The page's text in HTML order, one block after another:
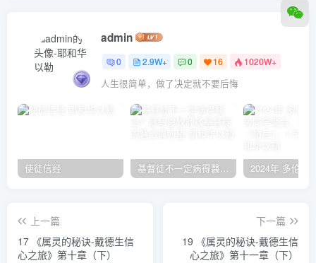
admin
0 2.9W+ 0 16 1020W+
人生很简单，做了决定就不要后悔
使徒信经 基督徒不一定病得醫治？寇紹恩牧師談基督徒的醫治與盼望
上一篇
17 《属灵的秘诀-戴德生信
心之旅》第十章（下）
下一篇
19 《属灵的秘诀-戴德生信
心之旅》第十一章（下）